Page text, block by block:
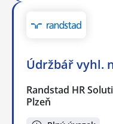
Údržbář vyhl.
Randstad HR
Plzeň